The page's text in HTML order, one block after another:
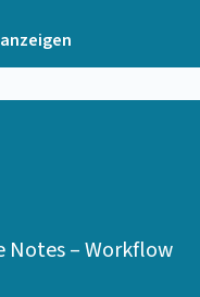
Notes – Workflow